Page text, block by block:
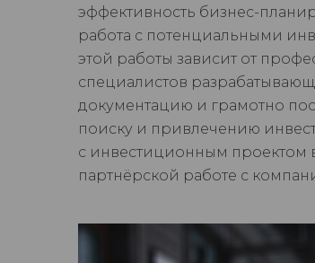
эффективность бизнес-
работа с потенциальными
этой работы зависит от
специалистов
документацию и грамотно
поиску и привлечению
с инвестиционным проектом
партнёрской работе с